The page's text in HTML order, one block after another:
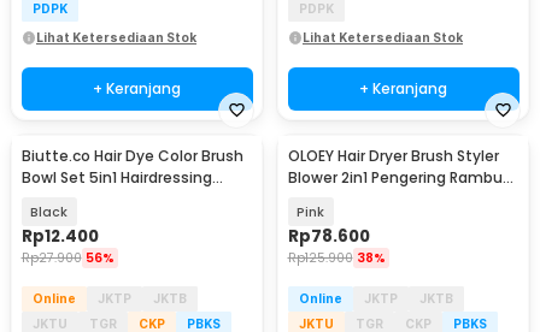
PDPK
Lihat Ketersediaan Stok
+ Keranjang
PDPK
Lihat Ketersediaan Stok
+ Keranjang
Biutte.co Hair Dye Color Brush
Bowl Set 5in1 Hairdressing
Black
Rp12.400
Rp27.900 56%
Online JKTP
JKTB
JKTU
TGR CKP
PBKS
OLOEY Hair Dryer Brush Styler
Blower 2in1 Pengering Rambut
Pink
Rp78.600
Rp125.900 38%
Online JKTP
JKTB
JKTU
TGR CKP
PBKS